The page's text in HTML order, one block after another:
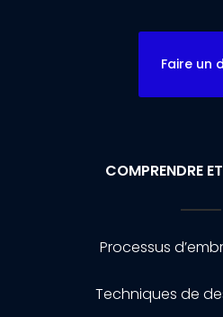
Faire un
COMPRENDRE
Processus
Techniques de